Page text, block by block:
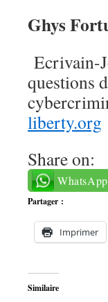
Ghys
Ecrivain-
questions
liberty.org
Share on:
WhatsApp
Partager :
Imprimer
Similaire